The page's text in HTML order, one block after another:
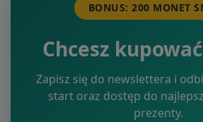
BONUS: 200 MONET
Chcesz
Zapisz się do newslettera i
start oraz dostęp do
prezenty.